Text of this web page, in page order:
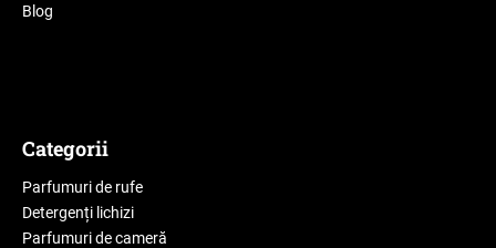
Blog
Categorii
Parfumuri de rufe
Detergenți lichizi
Parfumuri de cameră